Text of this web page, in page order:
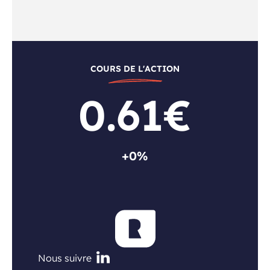
COURS DE L'ACTION
0.61€
+0%
Nous suivre